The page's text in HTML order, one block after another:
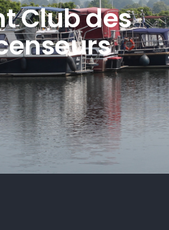
Club des